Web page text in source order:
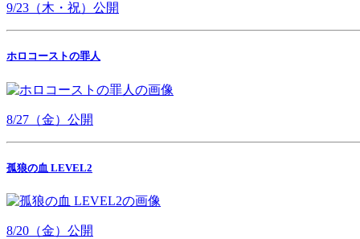
9/23（木・祝）公開
ホロコーストの罪人
8/27（金）公開
孤狼の血 LEVEL2
8/20（金）公開